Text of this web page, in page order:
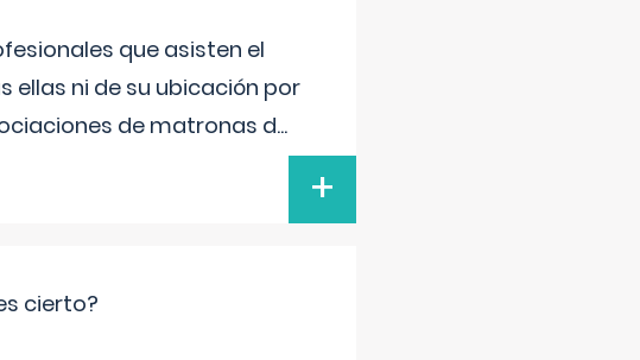
que asisten el
ellas ni de su ubicación por
de matronas d...
+
cierto?